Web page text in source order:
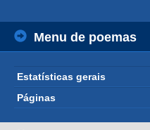
Menu de poemas
Estatísticas gerais
Páginas